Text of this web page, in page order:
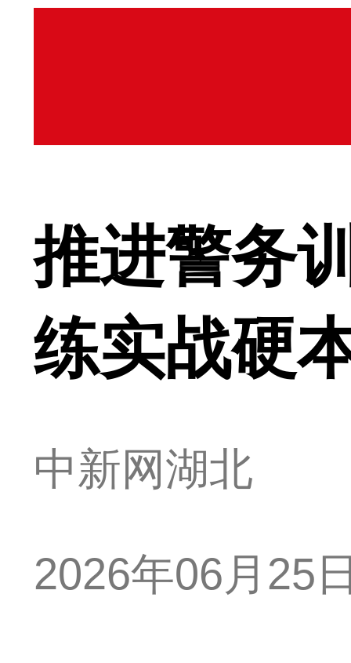
推进警务
练实战硬
中新网湖北
2026年06月25